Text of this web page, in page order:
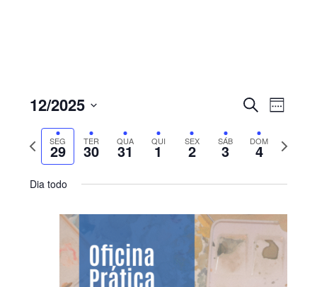
de
pesquisa
de
PESQUISAR
de
de
WEEK
12/2025
Select
date.
Previous
week
SEG
29 TER
30 QUA
31 QUI
1 SEX
2 SÁB
3 DOM
4
Next
Dia todo